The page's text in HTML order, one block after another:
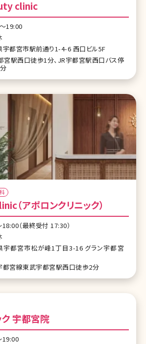
clinic
19:00
宇都宮市駅前通り1-4-6 西口ビル5F
宮駅西口徒歩1分、JR宇都宮駅西口バス停
（アポロンクリニック）
（最終受付 17:30）
宇都宮市松が峰1丁目3-16 グラン宇都宮
都宮線東武宇都宮駅西口徒歩2分
ク 宇都宮院
19:00